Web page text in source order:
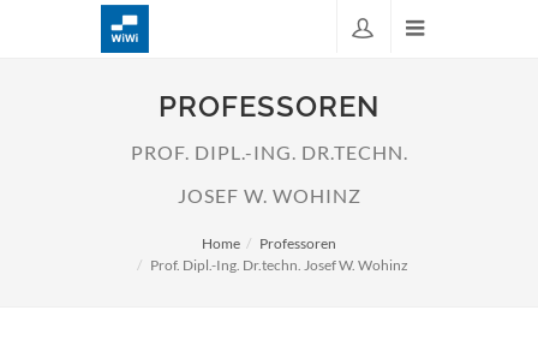
PROFESSOREN
PROF. DIPL.-ING. DR.TECHN.
JOSEF W. WOHINZ
Home
Professoren
Prof. Dipl.-Ing. Dr.techn. Josef W. Wohinz